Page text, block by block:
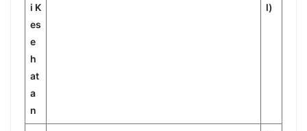
i K
es
e
h
at
a
n
l)